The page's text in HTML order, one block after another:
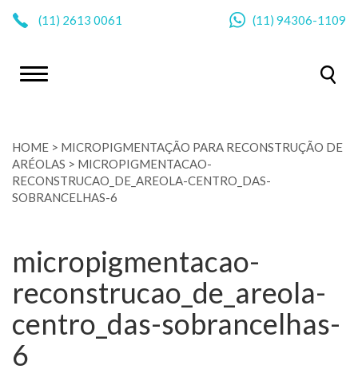
(11) 2613 0061 (11) 94306-1109
HOME > MICROPIGMENTAÇÃO PARA RECONSTRUÇÃO DE
ARÉOLAS > MICROPIGMENTACAO-
RECONSTRUCAO_DE_AREOLA-CENTRO_DAS-
SOBRANCELHAS-6
micropigmentacao-
reconstrucao_de_areola-
centro_das-sobrancelhas-
6